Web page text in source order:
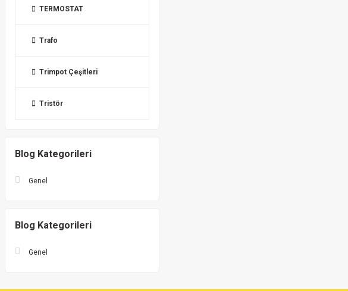
TERMOSTAT
Trafo
Trimpot Çeşitleri
Tristör
Blog Kategorileri
Genel
Blog Kategorileri
Genel